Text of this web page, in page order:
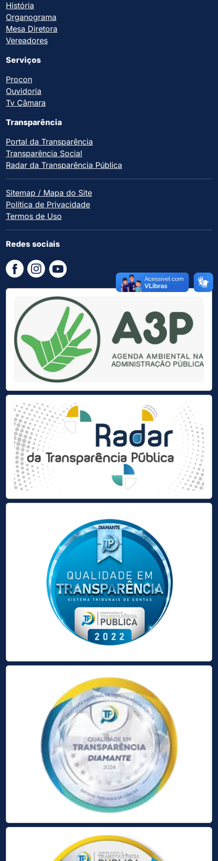
História
Organograma
Mesa Diretora
Vereadores
Serviços
Procon
Ouvidoria
Tv Câmara
Transparência
Portal da Transparência
Transparência Social
Radar da Transparência Pública
Sitemap / Mapa do Site
Política de Privacidade
Termos de Uso
Redes sociais